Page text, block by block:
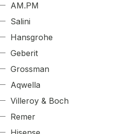
AM.PM
Salini
Hansgrohe
Geberit
Grossman
Aqwella
Villeroy & Boch
Remer